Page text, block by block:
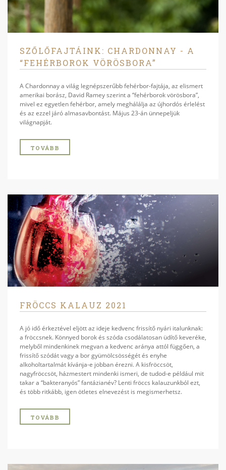
SZŐLŐFAJTÁINK: CHARDONNAY - A
“FEHÉRBOROK VÖRÖSBORA”
A Chardonnay a világ legnépszerűbb fehérbor-fajtája, az elismert
amerikai borász, David Ramey szerint a “fehérborok vörösbora”,
mivel ez egyetlen fehérbor, amely meghálálja az újhordós érlelést
és az ezzel járó almasavbontást. Május 23-án ünnepeljük
világnapját.
TOVÁBB
FRÖCCS KALAUZ 2021
A jó idő érkeztével eljött az ideje kedvenc frissítő nyári italunknak:
a fröccsnek. Könnyed borok és szóda csodálatosan üdítő keveréke,
melyből mindenkinek megvan a kedvenc aránya attól függően, a
frissítő szódát vagy a bor gyümölcsösségét és enyhe
alkoholtartalmát kívánja-e jobban érezni. A kisfröccsöt,
nagyfröccsöt, házmestert mindenki ismeri, de tudod-e például mit
takar a “bakteranyós” fantázianév? Lenti fröccs kalauzunkból ezt,
és több ritkább, igen ötletes elnevezést is megismerhetsz.
TOVÁBB